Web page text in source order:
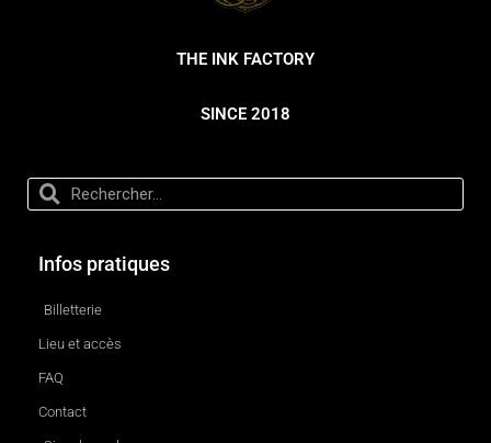
THE INK FACTORY
SINCE 2018
Infos pratiques
Billetterie
Lieu et accès
FAQ
Contact